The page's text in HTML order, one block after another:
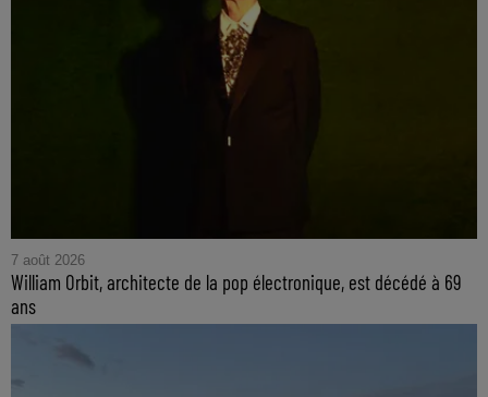
7 août 2026
William Orbit, architecte de la pop électronique, est décédé à 69
ans